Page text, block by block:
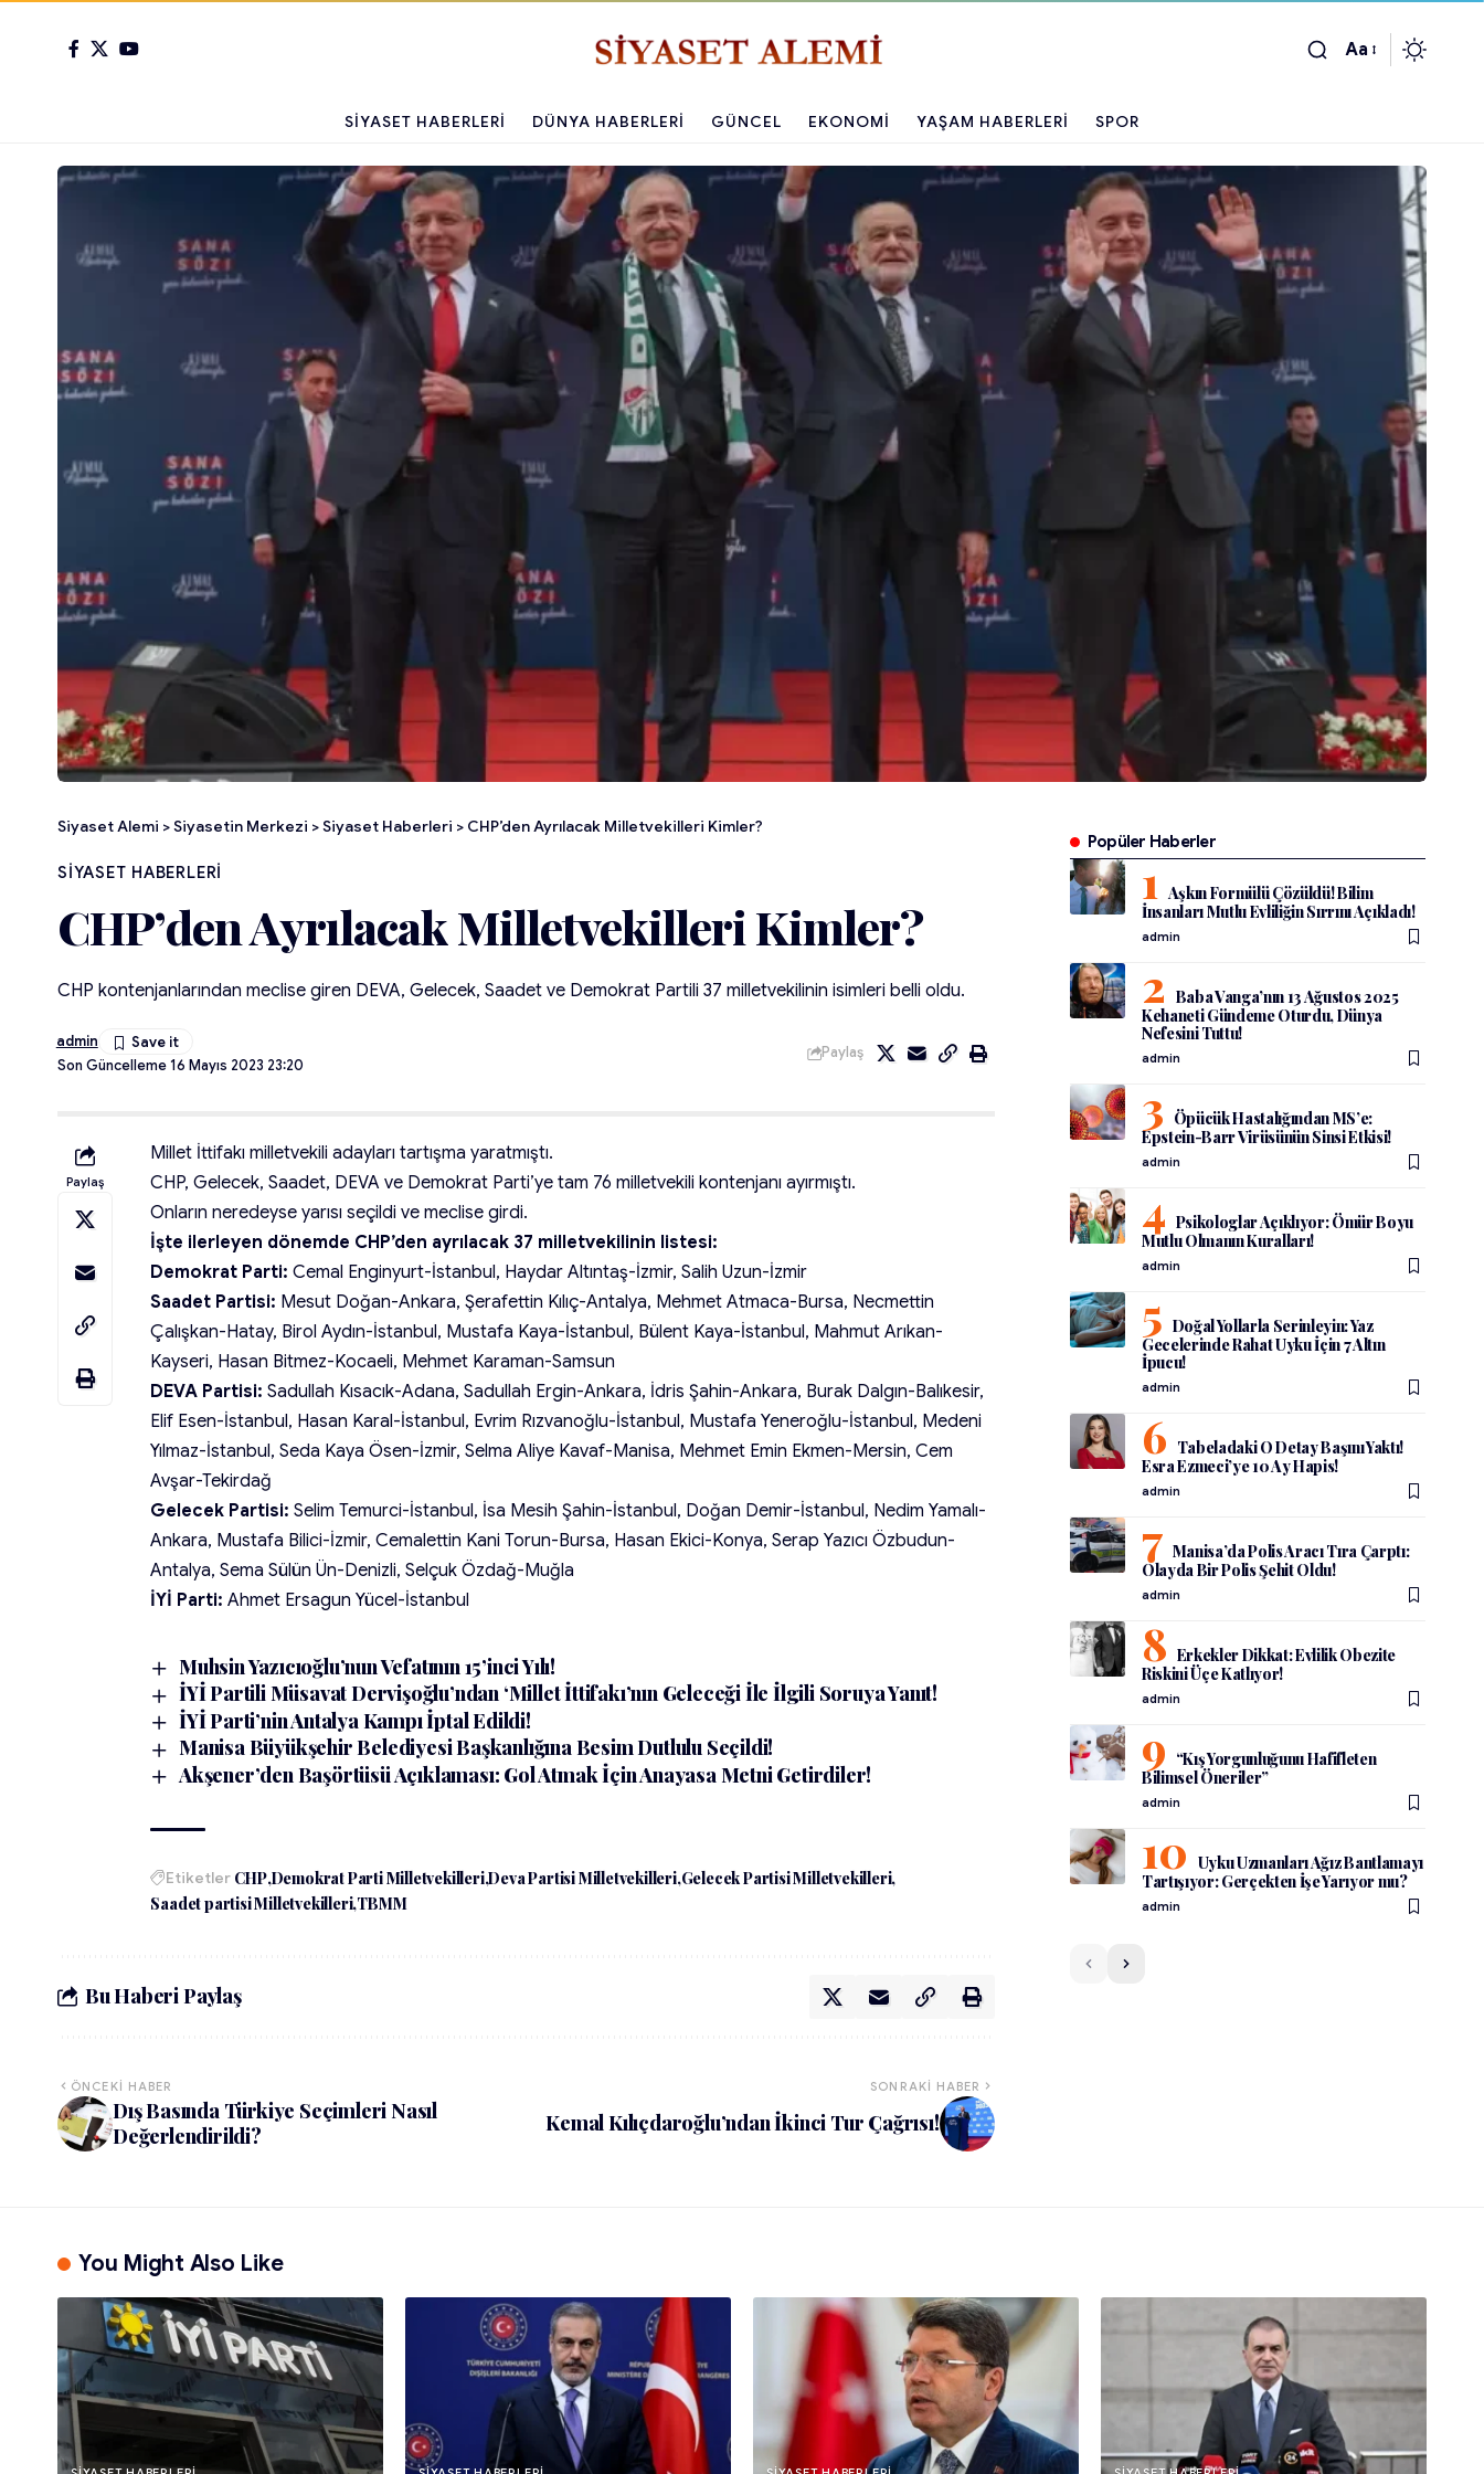
Aa
SIYASET HABERLERI DÜNYA HABERLERI GÜNCEL EKONOMI YAŞAM HABERLERI SPOR
Siyaset Alemi >Siyasetin Merkezi >Siyaset Haberleri > CHP’den Ayrılacak Milletvekilleri Kimler?
SIYASET HABERLERI
CHP’den Ayrılacak Milletvekilleri Kimler?
CHP kontenjanlarından meclise giren DEVA, Gelecek, Saadet ve Demokrat Partili 37 milletvekilinin isimleri belli oldu.
Son Güncelleme 16 Mayıs 2023 23:20
admin
Paylaş
Paylaş
Millet İttifakı milletvekili adayları tartışma yaratmıştı.
CHP, Gelecek, Saadet, DEVA ve Demokrat Parti’ye tam 76 milletvekili kontenjanı ayırmıştı.
Onların neredeyse yarısı seçildi ve meclise girdi.
İşte ilerleyen dönemde CHP’den ayrılacak 37 milletvekilinin listesi:
Demokrat Parti: Cemal Enginyurt-İstanbul, Haydar Altıntaş-İzmir, Salih Uzun-İzmir
Saadet Partisi: Mesut Doğan-Ankara, Şerafettin Kılıç-Antalya, Mehmet Atmaca-Bursa, Necmettin
Çalışkan-Hatay, Birol Aydın-İstanbul, Mustafa Kaya-İstanbul, Bülent Kaya-İstanbul, Mahmut Arıkan-
Kayseri, Hasan Bitmez-Kocaeli, Mehmet Karaman-Samsun
DEVA Partisi:Sadullah Kısacık-Adana, Sadullah Ergin-Ankara, İdris Şahin-Ankara, Burak Dalgın-Balıkesir,
Elif Esen-İstanbul, Hasan Karal-İstanbul, Evrim Rızvanoğlu-İstanbul, Mustafa Yeneroğlu-İstanbul, Medeni
Yılmaz-İstanbul, Seda Kaya Ösen-İzmir, Selma Aliye Kavaf-Manisa, Mehmet Emin Ekmen-Mersin, Cem
Avşar-Tekirdağ
Gelecek Partisi: Selim Temurci-İstanbul, İsa Mesih Şahin-İstanbul, Doğan Demir-İstanbul, Nedim Yamalı-
Ankara, Mustafa Bilici-İzmir, Cemalettin Kani Torun-Bursa, Hasan Ekici-Konya, Serap Yazıcı Özbudun-
Antalya, Sema Sülün Ün-Denizli, Selçuk Özdağ-Muğla
İYİ Parti: Ahmet Ersagun Yücel-İstanbul
Muhsin Yazıcıoğlu’nun Vefatının 15’inci Yılı!
İYİ Partili Müsavat Dervişoğlu’ndan ‘Millet İttifakı’nın Geleceği İle İlgili Soruya Yanıt!
İYİ Parti’nin Antalya Kampı İptal Edildi!
Manisa Büyükşehir Belediyesi Başkanlığına Besim Dutlulu Seçildi!
Akşener’den Başörtüsü Açıklaması: Gol Atmak İçin Anayasa Metni Getirdiler!
Etiketler CHP Demokrat Parti Milletvekilleri Deva Partisi Milletvekilleri Gelecek Partisi Milletvekilleri
Saadet partisi Milletvekilleri TBMM
Bu Haberi Paylaş
ÖNCEKI HABER
Dış Basında Türkiye Seçimleri Nasıl
Değerlendirildi?
SONRAKI HABER
Kemal Kılıçdaroğlu’ndan İkinci Tur Çağrısı!
Popüler Haberler
Aşkın Formülü Çözüldü! Bilim
İnsanları Mutlu Evliliğin Sırrını Açıkladı!
admin
Baba Vanga’nın 13 Ağustos 2025
Kehaneti Gündeme Oturdu, Dünya
Nefesini Tuttu!
admin
Öpücük Hastalığından MS’e:
Epstein-Barr Virüsünün Sinsi Etkisi!
admin
Psikologlar Açıklıyor: Ömür Boyu
Mutlu Olmanın Kuralları!
admin
Doğal Yollarla Serinleyin: Yaz
Gecelerinde Rahat Uyku İçin 7 Altın
İpucu!
admin
Tabeladaki O Detay Başını Yaktı!
Esra Ezmeci’ye 10 Ay Hapis!
admin
Manisa’da Polis Aracı Tıra Çarptı:
Olayda Bir Polis Şehit Oldu!
admin
Erkekler Dikkat: Evlilik Obezite
Riskini Üçe Katlıyor!
admin
“Kış Yorgunluğunu Hafifleten
Bilimsel Öneriler”
admin
Uyku Uzmanları Ağız Bantlamayı
Tartışıyor: Gerçekten İşe Yarıyor mu?
admin
You Might Also Like